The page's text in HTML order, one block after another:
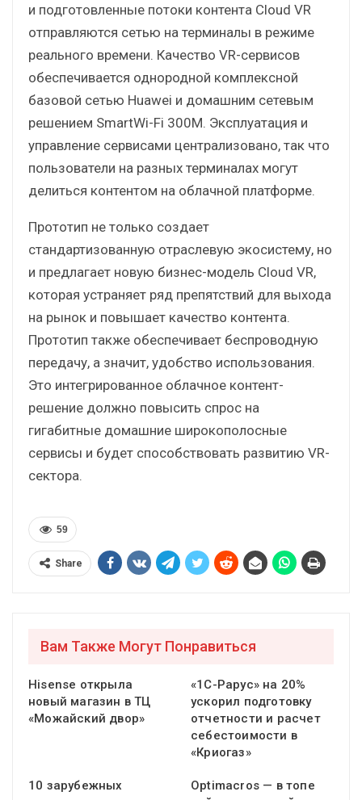
и подготовленные потоки контента Cloud VR
отправляются сетью на терминалы в режиме
реального времени. Качество VR-сервисов
обеспечивается однородной комплексной
базовой сетью Huawei и домашним сетевым
решением SmartWi-Fi 300M. Эксплуатация и
управление сервисами централизовано, так что
пользователи на разных терминалах могут
делиться контентом на облачной платформе.
Прототип не только создает
стандартизованную отраслевую экосистему, но
и предлагает новую бизнес-модель Cloud VR,
которая устраняет ряд препятствий для выхода
на рынок и повышает качество контента.
Прототип также обеспечивает беспроводную
передачу, а значит, удобство использования.
Это интегрированное облачное контент-
решение должно повысить спрос на
гигабитные домашние широкополосные
сервисы и будет способствовать развитию VR-
сектора.
59
Share
Вам Также Могут Понравиться
Hisense открыла
новый магазин в ТЦ
«Можайский двор»
«1С-Рарус» на 20%
ускорил подготовку
отчетности и расчет
себестоимости в
«Криогаз»
10 зарубежных
Optimacros — в топе